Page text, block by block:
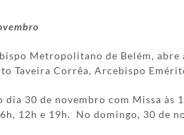
Metropolitano de Belém, abre
Taveira Corrêa, Arcebispo
dia 30 de novembro com Missa
12h e 19h. No domingo, 30 de